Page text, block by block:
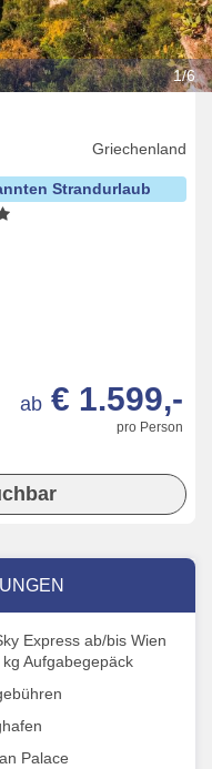
1/6
Griechenland
Strandurlaub
pro Person
ab € 1.599,-
Express ab/bis Wien
Aufgabegepäck
Palace